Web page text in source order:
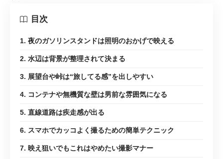
目次
1. 夜のガソリンスタンドは照明のおかげで映える
2. 水辺は背景が整理されて決まる
3. 展望台や峠は“旅してる感”を出しやすい
4. コンテナや無機質な壁は男前な雰囲気になる
5. 直線道路は疾走感が出る
6. スマホでカッコよく撮るための簡単テクニック
7. 映え狙いでもこれはやめたい撮影マナー